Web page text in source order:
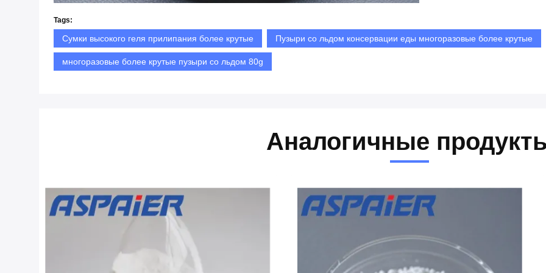
Tags:
Сумки высокого геля прилипания более крутые Пузыри со льдом консервации еды многоразовые более крутые
многоразовые более крутые пузыри со льдом 80g
Аналогичные